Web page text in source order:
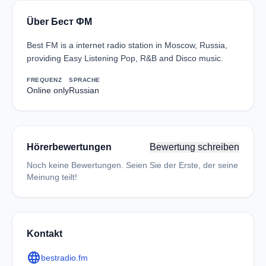
Über Бест ФМ
Best FM is a internet radio station in Moscow, Russia,
providing Easy Listening Pop, R&B and Disco music.
FREQUENZ
Online only
SPRACHE
Russian
Hörerbewertungen Bewertung schreiben
Noch keine Bewertungen. Seien Sie der Erste, der seine
Meinung teilt!
Kontakt
languagebestradio.fm